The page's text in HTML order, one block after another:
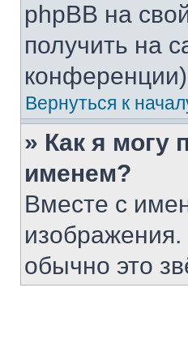
phpBB на
получить на
Вернуться к
» Как я могу
именем?
Вместе с
обычно это